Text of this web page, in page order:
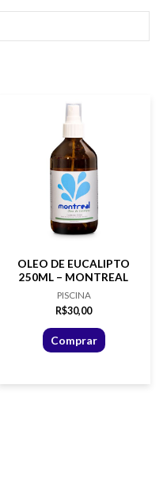
OLEO DE EUCALIPTO
250ML – MONTREAL
PISCINA
R$30,00
Comprar